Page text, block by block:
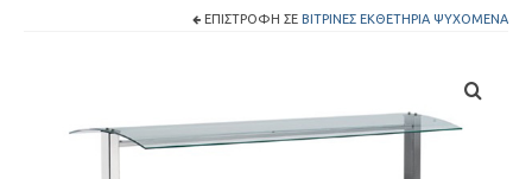
ΕΠΙΣΤΡΟΦΉ ΣΕ ΒΙΤΡΊΝΕΣ ΕΚΘΕΤΉΡΙΑ ΨΥΧΌΜΕΝΑ